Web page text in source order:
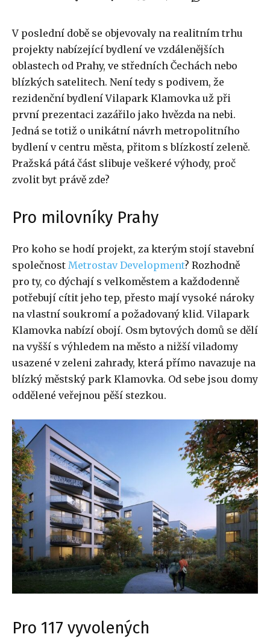
V poslední době se objevovaly na realitním trhu
projekty nabízející bydlení ve vzdálenějších
oblastech od Prahy, ve středních Čechách nebo
blízkých satelitech. Není tedy s podivem, že
rezidenční bydlení Vilapark Klamovka už při
první prezentaci zazářilo jako hvězda na nebi.
Jedná se totiž o unikátní návrh metropolitního
bydlení v centru města, přitom s blízkostí zeleně.
Pražská pátá část slibuje veškeré výhody, proč
zvolit byt právě zde?
Pro milovníky Prahy
Pro koho se hodí projekt, za kterým stojí stavební
společnost Metrostav Development? Rozhodně
pro ty, co dýchají s velkoměstem a každodenně
potřebují cítit jeho tep, přesto mají vysoké nároky
na vlastní soukromí a požadovaný klid. Vilapark
Klamovka nabízí obojí. Osm bytových domů se dělí
na vyšší s výhledem na město a nižší viladomy
usazené v zeleni zahrady, která přímo navazuje na
blízký městský park Klamovka. Od sebe jsou domy
oddělené veřejnou pěší stezkou.
Pro 117 vyvolených